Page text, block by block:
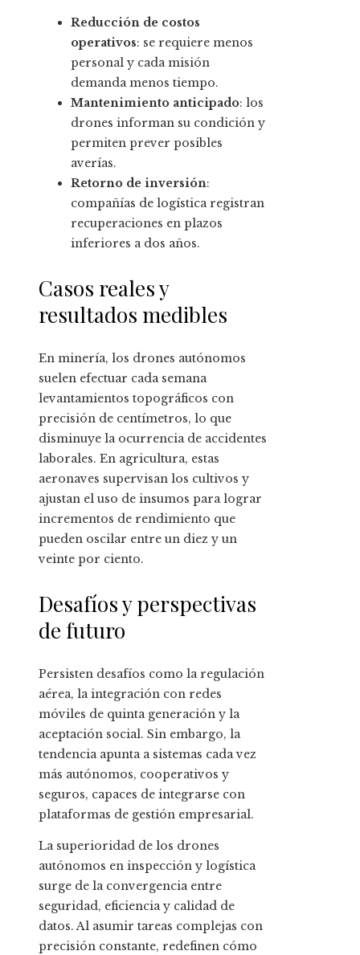
Reducción de costos
operativos: se requiere menos
personal y cada misión
demanda menos tiempo.
Mantenimiento anticipado: los
drones informan su condición y
permiten prever posibles
averías.
Retorno de inversión:
compañías de logística registran
recuperaciones en plazos
inferiores a dos años.
Casos reales y
resultados medibles
En minería, los drones autónomos
suelen efectuar cada semana
levantamientos topográficos con
precisión de centímetros, lo que
disminuye la ocurrencia de accidentes
laborales. En agricultura, estas
aeronaves supervisan los cultivos y
ajustan el uso de insumos para lograr
incrementos de rendimiento que
pueden oscilar entre un diez y un
veinte por ciento.
Desafíos y perspectivas
de futuro
Persisten desafíos como la regulación
aérea, la integración con redes
móviles de quinta generación y la
aceptación social. Sin embargo, la
tendencia apunta a sistemas cada vez
más autónomos, cooperativos y
seguros, capaces de integrarse con
plataformas de gestión empresarial.
La superioridad de los drones
autónomos en inspección y logística
surge de la convergencia entre
seguridad, eficiencia y calidad de
datos. Al asumir tareas complejas con
precisión constante, redefinen cómo